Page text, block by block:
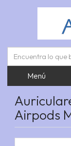
Menú
Airpods